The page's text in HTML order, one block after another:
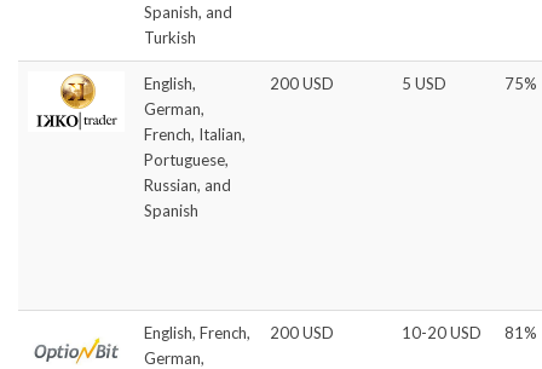
Spanish, and
Turkish
English,
German,
French, Italian,
Portuguese,
Russian, and
Spanish
200 USD 5 USD 75%
English, French,
German,
200 USD 10-20 USD 81%